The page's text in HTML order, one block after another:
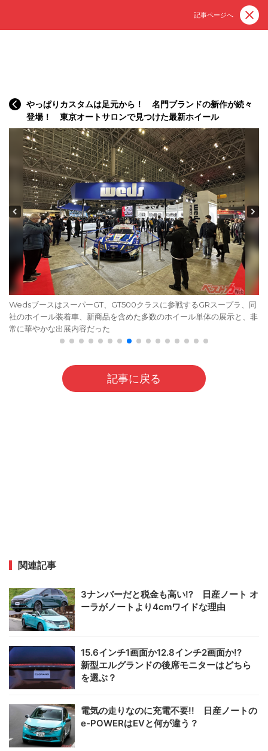
記事ページへ
やっぱりカスタムは足元から！ 名門ブランドの新作が続々
登場！ 東京オートサロンで見つけた最新ホイール
WedsブースはスーパーGT、GT500クラスに参戦するGRスープラ、同
社のホイール装着車、新商品を含めた多数のホイール単体の展示と、非
常に華やかな出展内容だった
記事に戻る
関連記事
3ナンバーだと税金も高い!? 日産ノート オ
ーラがノートより4cmワイドな理由
15.6インチ1画面か12.8インチ2画面か!?
新型エルグランドの後席モニターはどちら
を選ぶ？
電気の走りなのに充電不要!! 日産ノートの
e-POWERはEVと何が違う？